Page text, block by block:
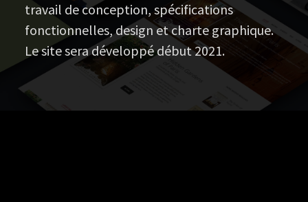
travail de conception, spécifications
fonctionnelles, design et charte graphique.
Le site sera développé début 2021.